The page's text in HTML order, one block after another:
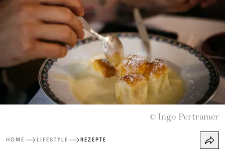
© Ingo Pertramer
HOME LIFESTYLE REZEPTE